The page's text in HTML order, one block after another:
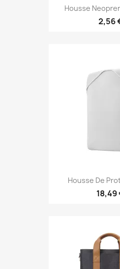
Housse
2,56
Housse De
18,49